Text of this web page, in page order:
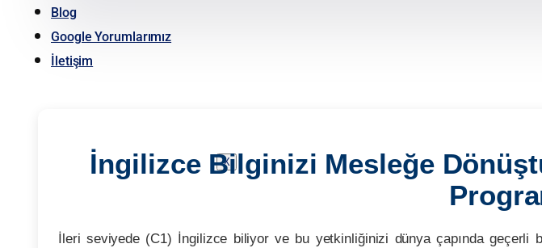
Blog
Google Yorumlarımız
İletişim
X
İngilizce Bilginizi Mesleğe
İleri seviyede (C1) İngilizce biliyor ve bu yetkinliğinizi dünya çapında geçerli